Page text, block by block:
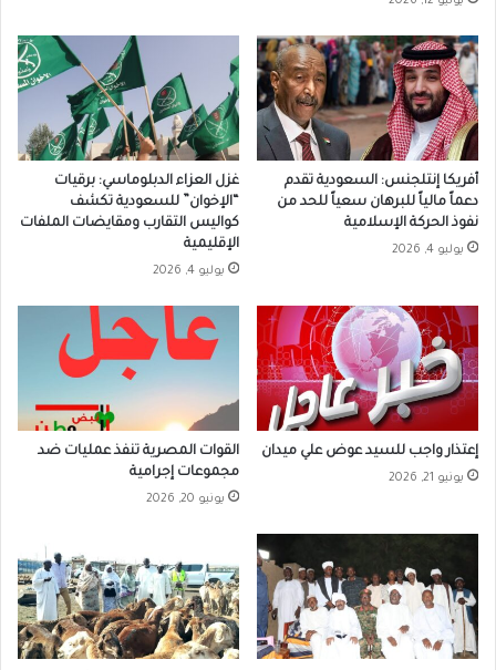
أفريكا إنتلجنس: السعودية تقدم
دعماً مالياً للبرهان سعياً للحد من
نفوذ الحركة الإسلامية
يوليو 4, 2026
غزل العزاء الدبلوماسي: برقيات
“الإخوان” للسعودية تكشف
كواليس التقارب ومقايضات الملفات
الإقليمية
يوليو 4, 2026
إعتذار واجب للسيد عوض علي ميدان
يونيو 21, 2026
القوات المصرية تنفذ عمليات ضد
مجموعات إجرامية
يونيو 20, 2026